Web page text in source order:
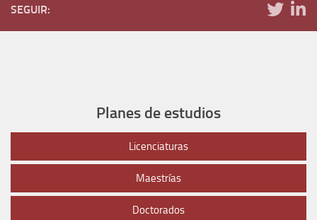
SEGUIR:
Planes de estudios
Licenciaturas
Maestrías
Doctorados